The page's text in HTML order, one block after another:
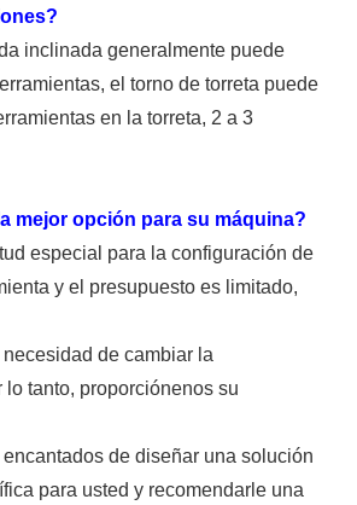
inclinada generalmente puede
el torno de torreta puede
en la torreta, 2 a 3
mejor opción para su máquina?
especial para la configuración de
y el presupuesto es limitado,
de cambiar la
tanto, proporciónenos su
de diseñar una solución
para usted y recomendarle una